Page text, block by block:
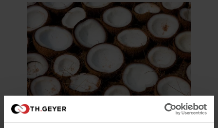
KOKOSNUSS AROMA